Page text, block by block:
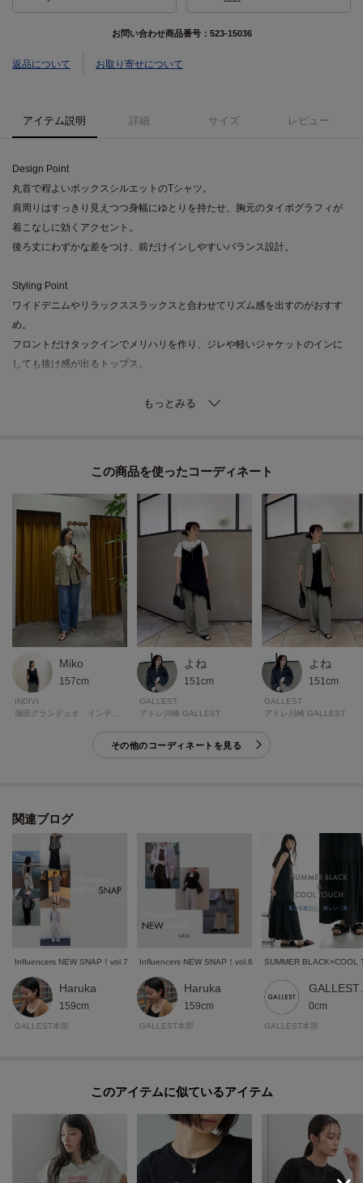
お問い合わせ商品番号： 523-15036
返品について お取り寄せについて
アイテム説明 詳細 サイズ レビュー
Design Point
丸首で程よいボックスシルエットのTシャツ。
肩周りはすっきり見えつつ身幅にゆとりを持たせ、胸元のタイポグラフィが
着こなしに効くアクセント。
後ろ丈にわずかな差をつけ、前だけインしやすいバランス設計。
Styling Point
ワイドデニムやリラックススラックスと合わせてリズム感を出すのがおすす
め。
フロントだけタックインでメリハリを作り、ジレや軽いジャケットのインに
しても抜け感が出るトップス。
モデル身長：168cm 着用サイズ：38（M）
＊＊＊＊＊＊＊＊＊＊＊＊＊＊＊＊＊＊＊＊＊＊＊＊＊＊＊＊＊
気になるアイテムは【お気に入り登録】がおすすめ！
気になるアイテムのページにある「ハートマーク」をクリックして簡単に追
加できます。
登録すると、再入荷通知やお値下げ情報をメルマガにてお知らせします。
マイページにてお気に入り一覧もチェックできます。
＊＊＊＊＊＊＊＊＊＊＊＊＊＊＊＊＊＊＊＊＊＊＊＊＊＊＊＊＊
※照明の関係により、実際よりも色味が違って見える場合があります。ま
この商品を使った
Miko
157cm
INDIVI
よね
151cm
GALLEST
アトレ川崎 GALLEST
よね
151cm
GALLEST
アトレ川崎 GALLEST
その他のコーディネートを見る
関連ブログ
Influencers NEW SNAP！vol.7
Haruka
159cm
GALLEST本部
Influencers NEW SNAP！vol.6
Haruka
159cm
GALLEST本部
SUMMER BLACK×COOL
0cm
GALLEST本部
このアイテムに似ているアイテム